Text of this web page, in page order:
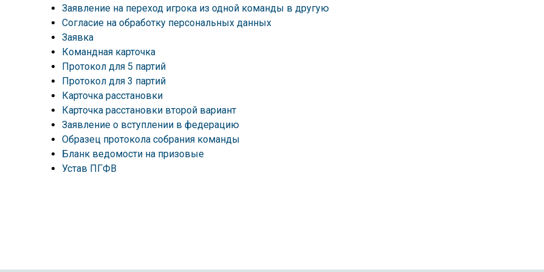
Заявление на переход игрока из одной команды в другую
Согласие на обработку персональных данных
Заявка
Командная карточка
Протокол для 5 партий
Протокол для 3 партий
Карточка расстановки
Карточка расстановки второй вариант
Заявление о вступлении в федерацию
Образец протокола собрания команды
Бланк ведомости на призовые
Устав ПГФВ